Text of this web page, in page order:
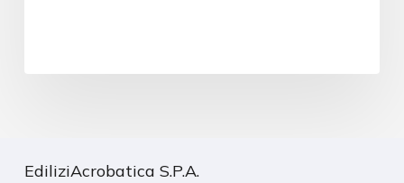
EdiliziAcrobatica S.P.A.